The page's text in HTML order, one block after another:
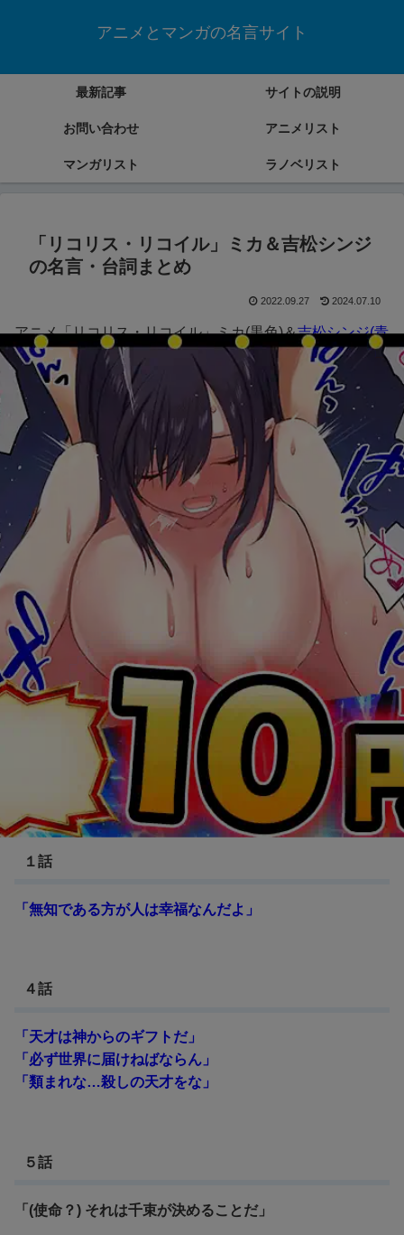
アニメとマンガの名言サイト
最新記事 サイトの説明
お問い合わせ アニメリスト
マンガリスト ラノベリスト
「リコリス・リコイル」ミカ＆吉松シンジ
の名言・台詞まとめ
2022.09.27 2024.07.10
アニメ「リコリス・リコイル」ミカ(黒色)＆吉松シンジ(青
色)の名言・台詞をまとめていきます。
リコリス・リコイル
１話
「無知である方が人は幸福なんだよ」
４話
「天才は神からのギフトだ」
「必ず世界に届けねばならん」
「類まれな…殺しの天才をな」
５話
「(使命？) それは千束が決めることだ」